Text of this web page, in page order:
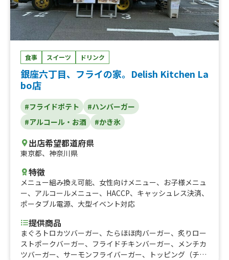
食事 スイーツ ドリンク
銀座六丁目、フライの家。Delish Kitchen La
bo店
#フライドポテト
#ハンバーガー
#アルコール・お酒
#かき氷
出店希望都道府県
東京都、 神奈川県
特徴
メニュー組み換え可能、 女性向けメニュー、 お子様メニュ
ー、 アルコールメニュー、 HACCP、 キャッシュレス決済、
ポータブル電源、 大型イベント対応
提供商品
まぐろトロカツバーガー、たらほほ肉バーガー、炙りロー
ストポークバーガー、フライドチキンバーガー、メンチカ
ツバーガー、サーモンフライバーガー、トッピング（チー